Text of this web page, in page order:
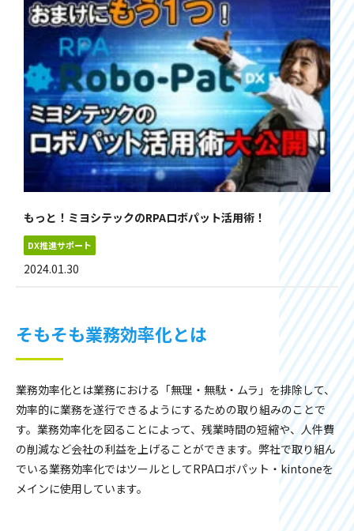
もっと！ミヨシテックのRPAロボパット活用術！
DX推進サポート
2024.01.30
そもそも業務効率化とは
業務効率化とは業務における「無理・無駄・ムラ」を排除して、
効率的に業務を遂行できるようにするための取り組みのことで
す。業務効率化を図ることによって、残業時間の短縮や、人件費
の削減など会社の利益を上げることができます。弊社で取り組ん
でいる業務効率化ではツールとしてRPAロボパット・kintoneを
メインに使用しています。